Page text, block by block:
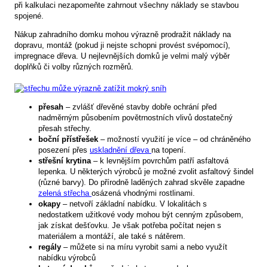
při kalkulaci nezapomeňte zahrnout všechny náklady se stavbou
spojené.
Nákup zahradního domku mohou výrazně prodražit náklady na
dopravu, montáž (pokud ji nejste schopni provést svépomocí),
impregnace dřeva. U nejlevnějších domků je velmi malý výběr
doplňků či volby různých rozměrů.
přesah – zvlášť dřevěné stavby dobře ochrání před
nadměrným působením povětrnostních vlivů dostatečný
přesah střechy.
boční přístřešek – možností využití je více – od chráněného
posezení přes uskladnění dřeva na topení.
střešní krytina– k levnějším povrchům patří asfaltová
lepenka. U některých výrobců je možné zvolit asfaltový šindel
(různé barvy). Do přírodně laděných zahrad skvěle zapadne
zelená střecha osázená vhodnými rostlinami.
okapy – netvoří základní nabídku. V lokalitách s
nedostatkem užitkové vody mohou být cenným způsobem,
jak získat dešťovku. Je však potřeba počítat nejen s
materiálem a montáží, ale také s nátěrem.
regály – můžete si na míru vyrobit sami a nebo využít
nabídku výrobců